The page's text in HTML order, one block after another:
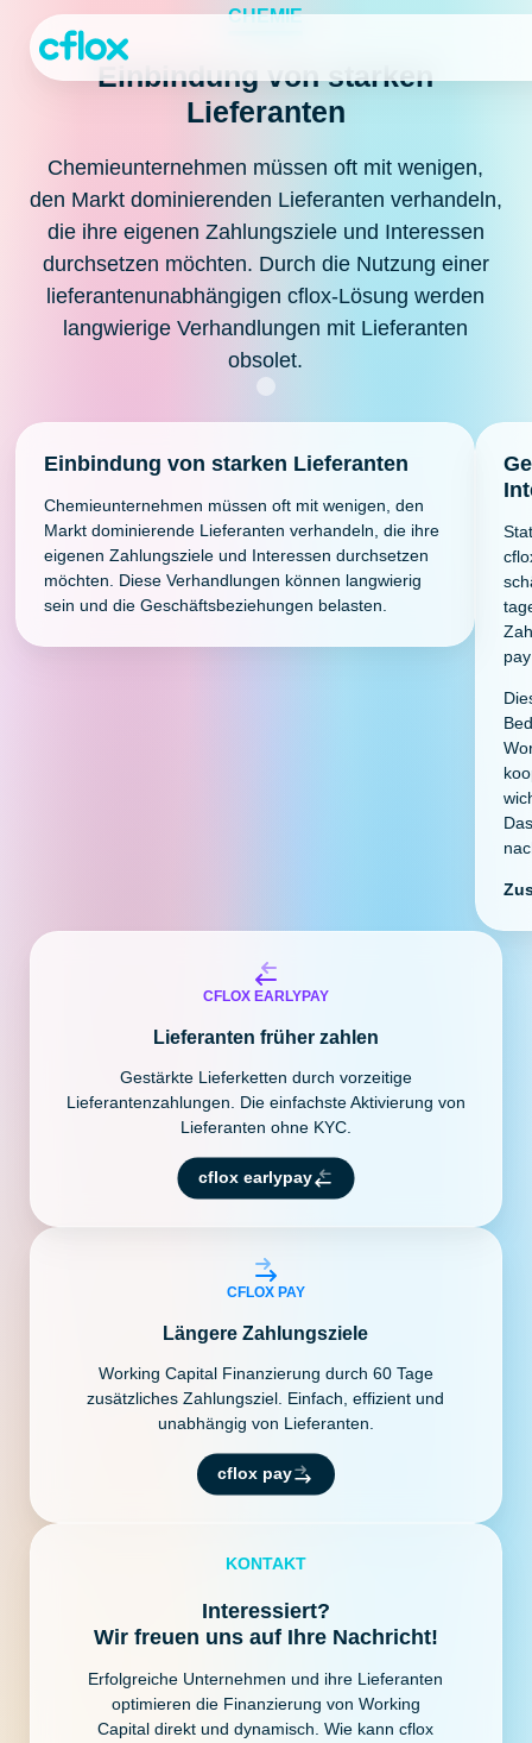
Inhalt
CHEMIE
Einbindung von starken
Lieferanten
Chemieunternehmen müssen oft mit wenigen,
den Markt dominierenden Lieferanten verhandeln,
die ihre eigenen Zahlungsziele und Interessen
durchsetzen möchten. Durch die Nutzung einer
lieferantenunabhängigen cflox-Lösung werden
langwierige Verhandlungen mit Lieferanten
obsolet.
Einbindung von starken Lieferanten
Chemieunternehmen müssen oft mit wenigen, den
Markt dominierende Lieferanten verhandeln, die ihre
eigenen Zahlungsziele und Interessen durchsetzen
möchten. Diese Verhandlungen können langwierig
sein und die Geschäftsbeziehungen belasten.
CFLOX EARLYPAY
Lieferanten früher zahlen
Gestärkte Lieferketten durch vorzeitige
Lieferantenzahlungen. Die einfachste Aktivierung von
Lieferanten ohne KYC.
cflox earlypay
CFLOX PAY
Längere Zahlungsziele
Working Capital Finanzierung durch 60 Tage
zusätzliches Zahlungsziel. Einfach, effizient und
unabhängig von Lieferanten.
cflox pay
KONTAKT
Interessiert?
Wir freuen uns auf Ihre Nachricht!
Erfolgreiche Unternehmen und ihre Lieferanten
optimieren die Finanzierung von Working
Capital direkt und dynamisch. Wie kann cflox